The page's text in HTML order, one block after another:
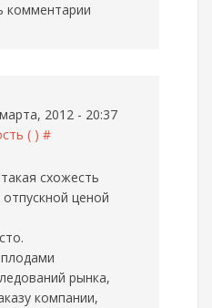
комментарии
2012 - 20:37
( ) #
схожесть
ценой
рынка,
компании,